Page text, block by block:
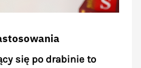
się po drabinie to